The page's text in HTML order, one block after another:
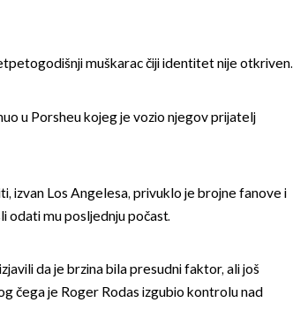
muškarac čiji identitet nije otkriven.
u Porsheu kojeg je vozio njegov prijatelj
izvan Los Angelesa, privuklo je brojne fanove i
odati mu posljednju počast.
da je brzina bila presudni faktor, ali još
čega je Roger Rodas izgubio kontrolu nad